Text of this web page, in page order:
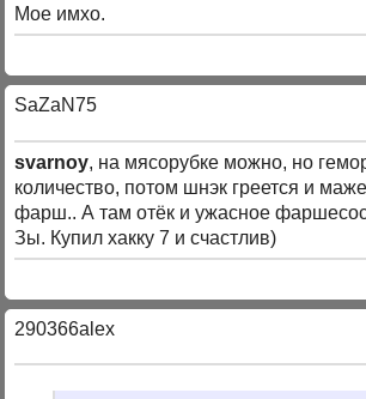
Мое имхо.
SaZaN75
svarnoy, на мясорубке можно, но
количество, потом шнэк греется и
фарш.. А там отёк и ужасное
Зы. Купил хакку 7 и счастлив)
290366alex